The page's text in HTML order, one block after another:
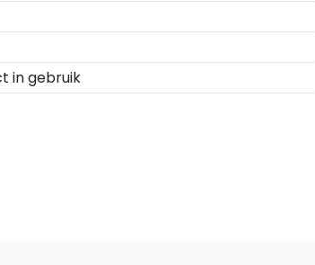
in gebruik